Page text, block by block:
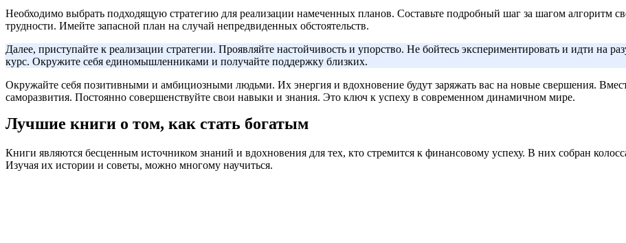
Необходимо выбрать подходящую стратегию для реализации намеченных планов. Составьте подробный шаг за шагом алгоритм
трудности. Имейте запасной план на случай непредвиденных обстоятельств.
Далее, приступайте к реализации стратегии. Проявляйте настойчивость и упорство. Не бойтесь экспериментировать и идти на
курс. Окружите себя единомышленниками и получайте поддержку близких.
Окружайте себя позитивными и амбициозными людьми. Их энергия и вдохновение будут заряжать вас на новые свершения.
саморазвития. Постоянно совершенствуйте свои навыки и знания. Это ключ к успеху в современном динамичном мире.
Лучшие книги о том, как стать богатым
Книги являются бесценным источником знаний и вдохновения для тех, кто стремится к финансовому успеху. В них собран
Изучая их истории и советы, можно многому научиться.